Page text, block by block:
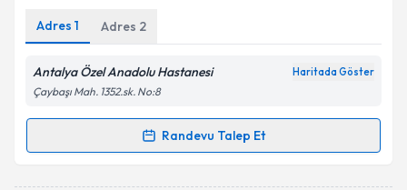
Adres 1 Adres 2
Antalya Özel Anadolu Hastanesi Haritada Göster
Çaybaşı Mah. 1352.sk. No:8
Randevu Talep Et
Randevu Takvimi Talebi